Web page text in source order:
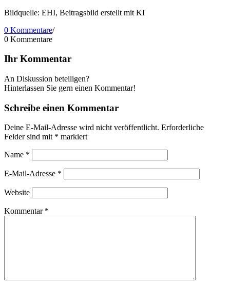
Bildquelle: EHI, Beitragsbild erstellt mit KI
0 Kommentare/
0 Kommentare
Ihr Kommentar
An Diskussion beteiligen?
Hinterlassen Sie gern einen Kommentar!
Schreibe einen Kommentar
Deine E-Mail-Adresse wird nicht veröffentlicht. Erforderliche
Felder sind mit * markiert
Name *
E-Mail-Adresse *
Website
Kommentar *